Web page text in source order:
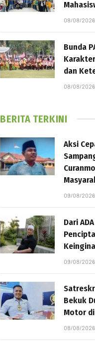
08/08/2026
Bunda
dan
08/08/2026
BERITA TERKINI
Aksi
09/08/2026
Dari
09/08/2026
Bekuk
Motor
08/08/2026